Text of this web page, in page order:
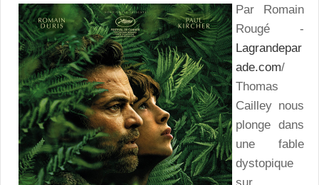
Par Romain
Rougé -
Lagrandepar
ade.com/
Thomas
Cailley nous
plonge dans
une fable
dystopique